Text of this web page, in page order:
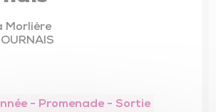
Morlière
- Promenade - Sortie